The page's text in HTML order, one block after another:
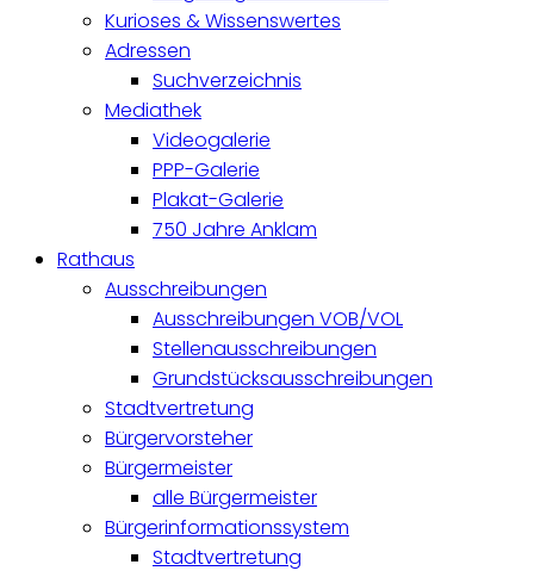
Kurioses & Wissenswertes
Adressen
Suchverzeichnis
Mediathek
Videogalerie
PPP-Galerie
Plakat-Galerie
750 Jahre Anklam
Rathaus
Ausschreibungen
Ausschreibungen VOB/VOL
Stellenausschreibungen
Grundstücksausschreibungen
Stadtvertretung
Bürgervorsteher
Bürgermeister
alle Bürgermeister
Bürgerinformationssystem
Stadtvertretung